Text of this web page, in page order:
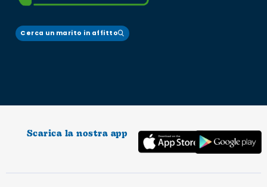
Cerca un marito in affitto
Scarica la nostra app